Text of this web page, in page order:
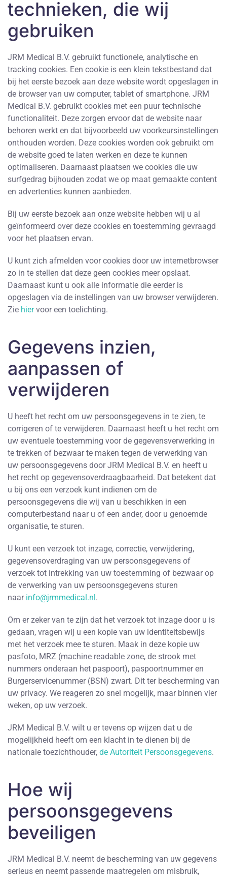
technieken, die wij
gebruiken
JRM Medical B.V. gebruikt functionele, analytische en
tracking cookies. Een cookie is een klein tekstbestand dat
bij het eerste bezoek aan deze website wordt opgeslagen in
de browser van uw computer, tablet of smartphone. JRM
Medical B.V. gebruikt cookies met een puur technische
functionaliteit. Deze zorgen ervoor dat de website naar
behoren werkt en dat bijvoorbeeld uw voorkeursinstellingen
onthouden worden. Deze cookies worden ook gebruikt om
de website goed te laten werken en deze te kunnen
optimaliseren. Daarnaast plaatsen we cookies die uw
surfgedrag bijhouden zodat we op maat gemaakte content
en advertenties kunnen aanbieden.
Bij uw eerste bezoek aan onze website hebben wij u al
geïnformeerd over deze cookies en toestemming gevraagd
voor het plaatsen ervan.
U kunt zich afmelden voor cookies door uw internetbrowser
zo in te stellen dat deze geen cookies meer opslaat.
Daarnaast kunt u ook alle informatie die eerder is
opgeslagen via de instellingen van uw browser verwijderen.
Zie hier voor een toelichting.
Gegevens inzien,
aanpassen of
verwijderen
U heeft het recht om uw persoonsgegevens in te zien, te
corrigeren of te verwijderen. Daarnaast heeft u het recht om
uw eventuele toestemming voor de gegevensverwerking in
te trekken of bezwaar te maken tegen de verwerking van
uw persoonsgegevens door JRM Medical B.V. en heeft u
het recht op gegevensoverdraagbaarheid. Dat betekent dat
u bij ons een verzoek kunt indienen om de
persoonsgegevens die wij van u beschikken in een
computerbestand naar u of een ander, door u genoemde
organisatie, te sturen.
U kunt een verzoek tot inzage, correctie, verwijdering,
gegevensoverdraging van uw persoonsgegevens of
verzoek tot intrekking van uw toestemming of bezwaar op
de verwerking van uw persoonsgegevens sturen
naar info@jrmmedical.nl.
Om er zeker van te zijn dat het verzoek tot inzage door u is
gedaan, vragen wij u een kopie van uw identiteitsbewijs
met het verzoek mee te sturen. Maak in deze kopie uw
pasfoto, MRZ (machine readable zone, de strook met
nummers onderaan het paspoort), paspoortnummer en
Burgerservicenummer (BSN) zwart. Dit ter bescherming van
uw privacy. We reageren zo snel mogelijk, maar binnen vier
weken, op uw verzoek.
JRM Medical B.V. wilt u er tevens op wijzen dat u de
mogelijkheid heeft om een klacht in te dienen bij de
nationale toezichthouder, de Autoriteit Persoonsgegevens.
Hoe wij
persoonsgegevens
beveiligen
JRM Medical B.V. neemt de bescherming van uw gegevens
serieus en neemt passende maatregelen om misbruik,